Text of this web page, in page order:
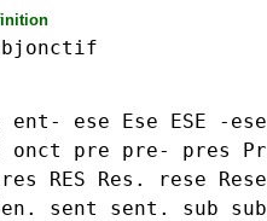
ent-
ese Ese ESE -ese
onct pre pre-
pres
res RES Res. rese
sent sent.
sub